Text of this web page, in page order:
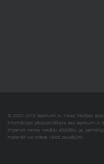
© 2007–2018 Iepirkumi.lv. Visas tiesības
Informācijas pārpublicēšana bez iepirkumi.lv
Imperum nenes nekādu atbildību, ja,
materiāli vai citāda veida zaudējumi.